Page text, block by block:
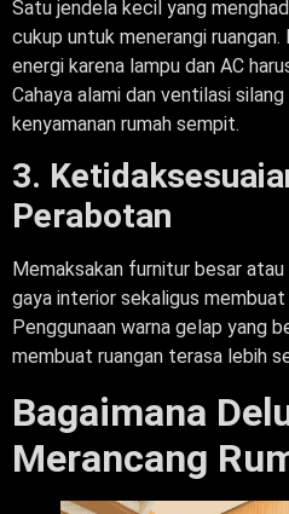
Satu jendela kecil yang
cukup untuk menerangi
energi karena lampu dan AC
Cahaya alami dan ventilasi
kenyamanan rumah sempit.
3.
Perabotan
Memaksakan furnitur besar
gaya interior sekaligus membuat
Penggunaan warna gelap yang
membuat ruangan terasa lebih
Bagaimana
Merancang